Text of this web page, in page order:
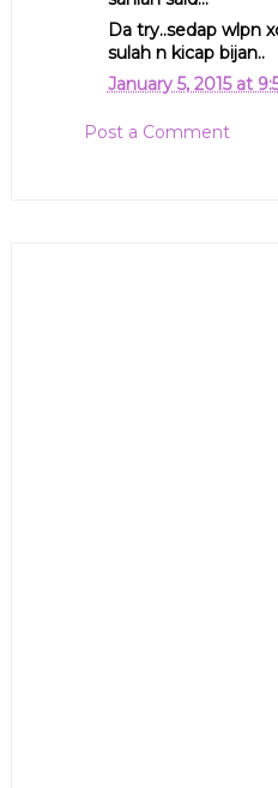
Da try..sedap wlpn
sulah n kicap bijan..
January 5, 2015 at
Post a Comment